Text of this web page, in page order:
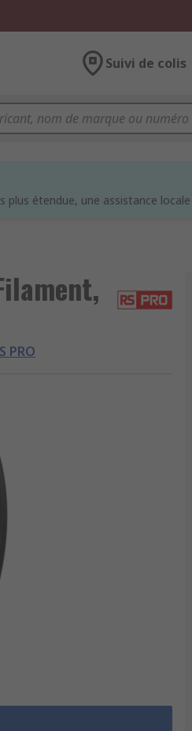
Suivi de colis
étendue, une assistance
PRO